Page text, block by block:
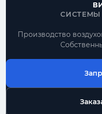
СИСТЕМЫ
Производство